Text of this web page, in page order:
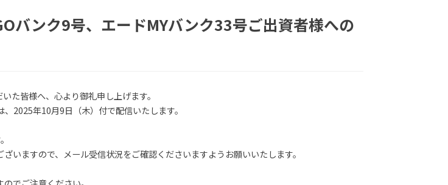
バンク9号、エードMYバンク33号ご出資者様への
た皆様へ、心より御礼申し上げます。
2025年10月9日（木）付で配信いたします。
いますので、メール受信状況をご確認くださいますようお願いいたします。